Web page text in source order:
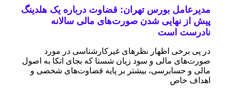
مدیرعامل بورس تهران: قضاوت درباره یک هلدینگ
پیش از نهایی شدن صورت‌های مالی سالانه
نادرست است
در پی برخی اظهار نظرهای غیرکارشناسی در مورد
صورت‌های مالی و سود زیان شستا که بجای اتکا به اصول
مالی و حسابرسی، بیشتر بر پایه قضاوت‌‌های شخصی و
اهداف خاص